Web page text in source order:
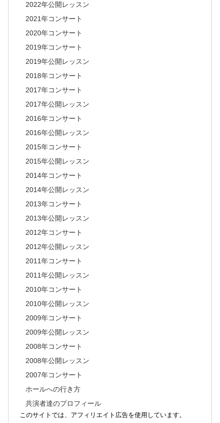
2022年公開レッスン
2021年コンサート
2020年コンサート
2019年コンサート
2019年公開レッスン
2018年コンサート
2017年コンサート
2017年公開レッスン
2016年コンサート
2016年公開レッスン
2015年コンサート
2015年公開レッスン
2014年コンサート
2014年公開レッスン
2013年コンサート
2013年公開レッスン
2012年コンサート
2012年公開レッスン
2011年コンサート
2011年公開レッスン
2010年コンサート
2010年公開レッスン
2009年コンサート
2009年公開レッスン
2008年コンサート
2008年公開レッスン
2007年コンサート
ホールへの行き方
共演者達のプロフィール
このサイトでは、アフィリエイト広告を使用しています。